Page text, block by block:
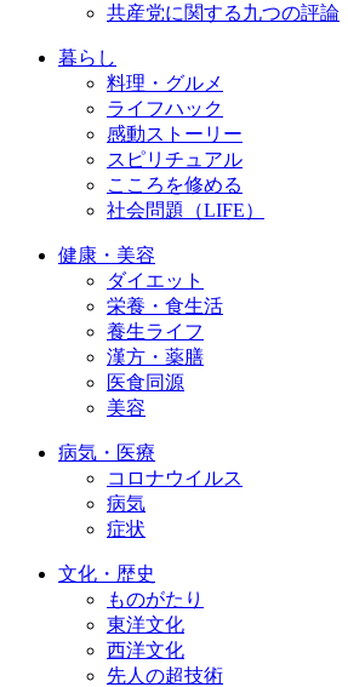
共産党に関する九つの評論
暮らし
料理・グルメ
ライフハック
感動ストーリー
スピリチュアル
こころを修める
社会問題（LIFE）
健康・美容
ダイエット
栄養・食生活
養生ライフ
漢方・薬膳
医食同源
美容
病気・医療
コロナウイルス
病気
症状
文化・歴史
ものがたり
東洋文化
西洋文化
先人の超技術